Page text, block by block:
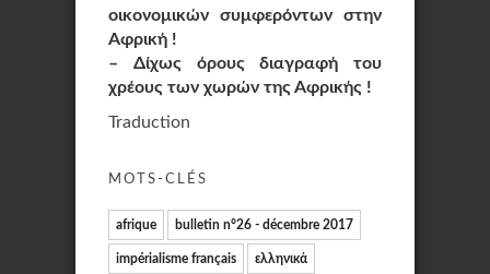
οικονομικών συμφερόντων στην
Αφρική !
– Δίχως όρους διαγραφή του
χρέους των χωρών της Αφρικής !
Traduction
MOTS-CLÉS
afrique bulletin n°26 - décembre 2017
impérialisme français ελληνικά